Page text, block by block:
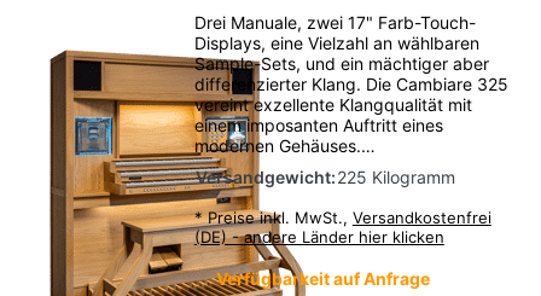
Drei Manuale, zwei 17" Farb-Touch-
Displays, eine Vielzahl an wählbaren
Sample-Sets, und ein mächtiger aber
differenzierter Klang. Die Cambiare 325
vereint exzellente Klangqualität mit
einem imposanten Auftritt eines
modernen Gehäuses.…
Versandgewicht:225 Kilogramm
* Preise inkl. MwSt., Versandkostenfrei
(DE) - andere Länder hier klicken
Verfügbarkeit auf Anfrage